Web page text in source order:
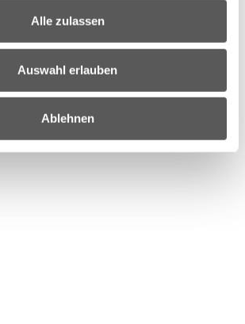
Alle zulassen
Auswahl erlauben
Ablehnen